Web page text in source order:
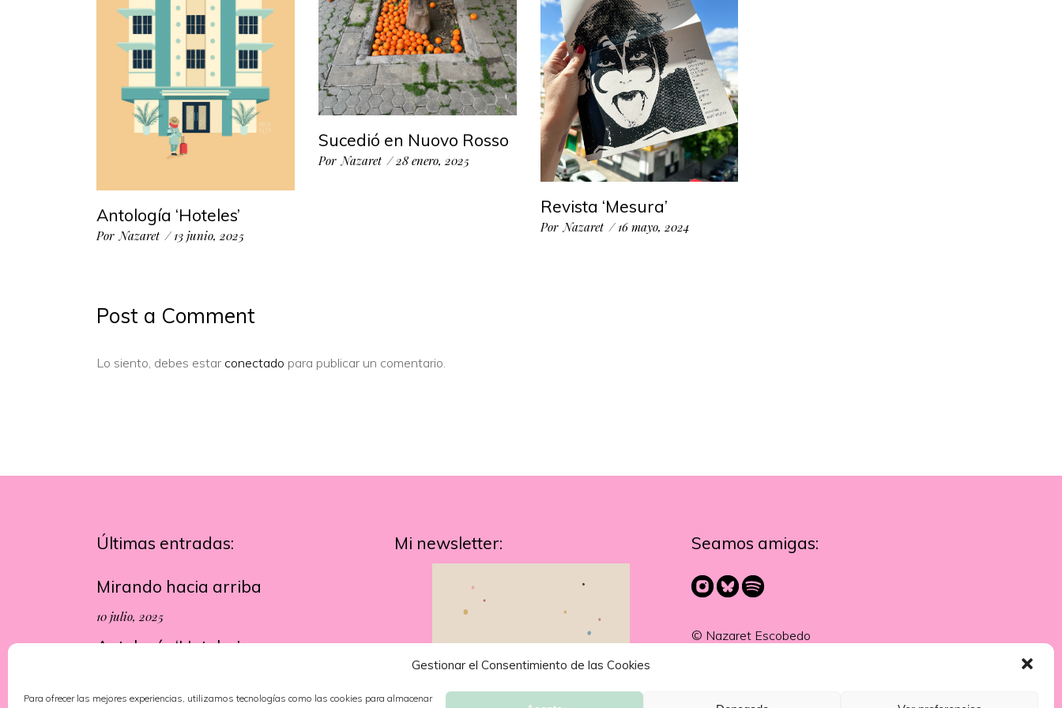
Gestionar el Consentimiento de las Cookies
Para ofrecer las mejores experiencias, utilizamos tecnologías como las cookies para almacenar
Antología ‘Hoteles’
Por Nazaret 13 junio, 2025
Sucedió en Nuovo Rosso
Por Nazaret 28 enero, 2025
Revista ‘Mesura’
Por Nazaret 16 mayo, 2024
Post a Comment
Lo siento, debes estar conectado para publicar un comentario.
Últimas entradas:
Mirando hacia arriba
10 julio, 2025
Antología ‘Hoteles’
Mi newsletter: Seamos amigas:
© Nazaret Escobedo